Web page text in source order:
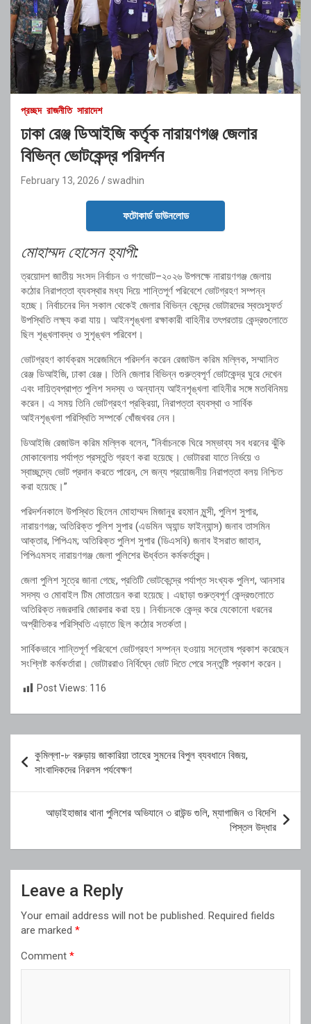
প্রচ্ছদ রাজনীতি সারাদেশ
ঢাকা রেঞ্জ ডিআইজি কর্তৃক নারায়ণগঞ্জ জেলার
বিভিন্ন ভোটকেন্দ্র পরিদর্শন
February 13, 2026 swadhin
ফটোকার্ড ডাউনলোড
মোহাম্মদ হোসেন হ্যাপী:
ত্রয়োদশ জাতীয় সংসদ নির্বাচন ও গণভোট–২০২৬ উপলক্ষেনারায়ণগঞ্জ জেলায়
কঠোর নিরাপত্তা ব্যবস্থার মধ্য দিয়ে শান্তিপূর্ণ পরিবেশে ভোটগ্রহণ সম্পন্ন
হচ্ছে। নির্বাচনের দিন সকাল থেকেই জেলার বিভিন্ন কেন্দ্রে ভোটারদের স্বতঃস্ফূর্ত
উপস্থিতি লক্ষ্য করা যায়। আইনশৃঙ্খলা রক্ষাকারী বাহিনীর তৎপরতায় কেন্দ্রগুলোতে
ছিল শৃঙ্খলাবদ্ধ ও সুশৃঙ্খল পরিবেশ।
ভোটগ্রহণ কার্যক্রম সরেজমিনে পরিদর্শন করেন রেজাউল করিম মল্লিক, সম্মানিত
রেঞ্জ ডিআইজি, ঢাকা রেঞ্জ । তিনি জেলার বিভিন্ন গুরুত্বপূর্ণ ভোটকেন্দ্র ঘুরে দেখেন
এবং দায়িত্বপ্রাপ্ত পুলিশ সদস্য ও অন্যান্য আইনশৃঙ্খলা বাহিনীর সঙ্গে মতবিনিময়
করেন। এ সময় তিনি ভোটগ্রহণ প্রক্রিয়া, নিরাপত্তা ব্যবস্থা ও সার্বিক
আইনশৃঙ্খলা পরিস্থিতি সম্পর্কে খোঁজখবর নেন।
ডিআইজি রেজাউল করিম মল্লিক বলেন, “নির্বাচনকে ঘিরে সম্ভাব্য সব ধরনের ঝুঁকি
মোকাবেলায় পর্যাপ্ত প্রস্তুতি গ্রহণ করা হয়েছে। ভোটাররা যাতে নির্ভয়ে ও
স্বাচ্ছন্দ্যে ভোট প্রদান করতে পারেন, সে জন্য প্রয়োজনীয় নিরাপত্তা বলয় নিশ্চিত
করা হয়েছে।”
পরিদর্শনকালে উপস্থিত ছিলেন মোহাম্মদ মিজানুর রহমান মুন্সী, পুলিশ সুপার,
নারায়ণগঞ্জ; অতিরিক্ত পুলিশ সুপার (এডমিন অ্যান্ড ফাইন্যান্স) জনাব তাসমিন
আক্তার, পিপিএম; অতিরিক্ত পুলিশ সুপার (ডিএসবি) জনাব ইসরাত জাহান,
পিপিএমসহ নারায়ণগঞ্জ জেলা পুলিশের ঊর্ধ্বতন কর্মকর্তাবৃন্দ।
জেলা পুলিশ সূত্রে জানা গেছে, প্রতিটি ভোটকেন্দ্রে পর্যাপ্ত সংখ্যক পুলিশ, আনসার
সদস্য ও মোবাইল টিম মোতায়েন করা হয়েছে। এছাড়া গুরুত্বপূর্ণ কেন্দ্রগুলোতে
অতিরিক্ত নজরদারি জোরদার করা হয়। নির্বাচনকে কেন্দ্র করে যেকোনো ধরনের
অপ্রীতিকর পরিস্থিতি এড়াতে ছিল কঠোর সতর্কতা।
সার্বিকভাবে শান্তিপূর্ণ পরিবেশে ভোটগ্রহণ সম্পন্ন হওয়ায় সন্তোষ প্রকাশ করেছেন
সংশ্লিষ্ট কর্মকর্তারা। ভোটাররাও নির্বিঘ্নে ভোট দিতে পেরে সন্তুষ্টি প্রকাশ করেন।
Post Views: 116
navigation
কুমিল্লা-৮ বরুড়ায় জাকারিয়া তাহের সুমনের বিপুল ব্যবধানে বিজয়,
সাংবাদিকদের নিরলস পর্যবেক্ষণ
আড়াইহাজার থানা পুলিশের অভিযানে ৩ রাউন্ড গুলি, ম্যাগাজিন ও বিদেশি
পিস্তল উদ্ধার
Leave a Reply
Your email address will not be published. Required fields
are marked *
Comment *